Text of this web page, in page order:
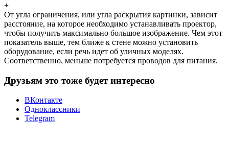
+
От угла ограничения, или угла раскрытия картинки, зависит
расстояние, на которое необходимо устанавливать проектор,
чтобы получить максимально большое изображение. Чем этот
показатель выше, тем ближе к стене можно установить
оборудование, если речь идет об уличных моделях.
Соответственно, меньше потребуется проводов для питания.
Друзьям это тоже будет интересно
ВКонтакте
Одноклассники
Telegram